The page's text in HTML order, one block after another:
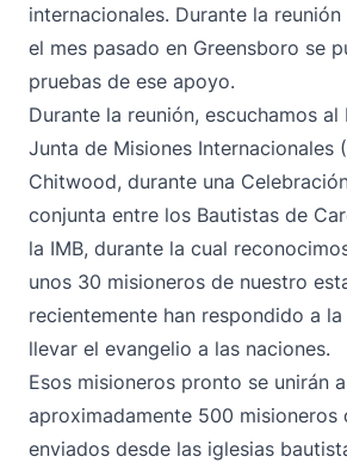
internacionales. Durante la
el mes pasado en Greensboro se
pruebas de ese apoyo.
Durante la reunión, escuchamos al
Junta de Misiones Internacionales
Chitwood, durante una
conjunta entre los Bautistas de
la IMB, durante la cual
unos 30 misioneros de nuestro
recientemente han respondido a
llevar el evangelio a las naciones.
Esos misioneros pronto se unirán
aproximadamente 500 misioneros
enviados desde las iglesias